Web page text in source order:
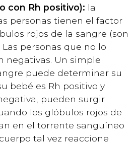
con Rh positivo): la
personas tienen el factor
rojos de la sangre (son
Las personas que no lo
negativas. Un simple
puede determinar su
bebé es Rh positivo y
pueden surgir
los glóbulos rojos de
en el torrente sanguíneo
tal vez reaccione